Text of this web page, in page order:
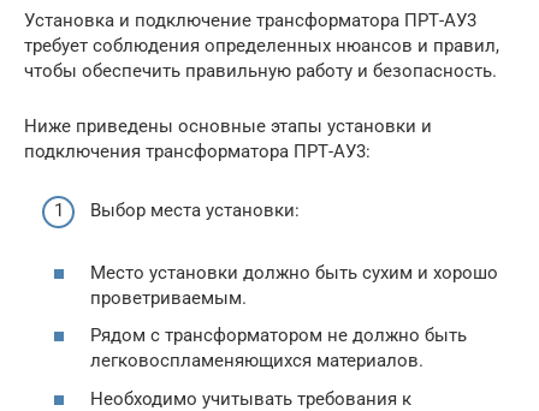
Установка и подключение трансформатора ПРТ-АУ3
требует соблюдения определенных нюансов и правил,
чтобы обеспечить правильную работу и безопасность.
Ниже приведены основные этапы установки и
подключения трансформатора ПРТ-АУ3:
Выбор места установки:
Место установки должно быть сухим и хорошо
проветриваемым.
Рядом с трансформатором не должно быть
легковоспламеняющихся материалов.
Необходимо учитывать требования к